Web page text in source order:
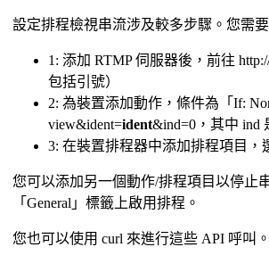
設定排程檢視串流涉及較多步驟。您需
1: 添加 RTMP 伺服器後，前往
包括引號）
2: 為裝置添加動作，條件為「If:
view&ident=ident&ind=0，其中 ind
3: 在裝置排程器中添加排程項目，
您可以添加另一個動作/排程項目以停止串
「General」標籤上啟用排程。
您也可以使用 curl 來進行這些 API 呼叫。